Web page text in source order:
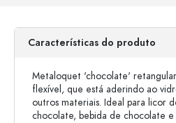
Características do produto
Metaloquet 'chocolate'
flexível, que está aderindo ao
outros materiais. Ideal para licor
chocolate, bebida de chocolate e